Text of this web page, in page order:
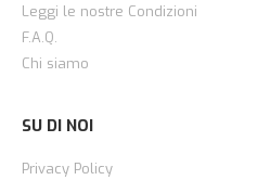
Leggi le nostre Condizioni
F.A.Q.
Chi siamo
SU DI NOI
Privacy Policy